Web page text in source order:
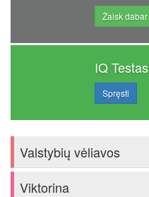
Žaisk dabar
IQ Testas
Spręsti
Valstybių vėliavos
Viktorina